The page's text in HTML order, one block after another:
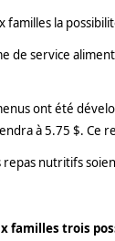
la
de service
ont été
à 5.75 $.
nutritifs
familles trois